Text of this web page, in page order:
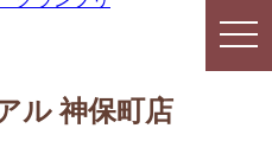
ル 神保町店